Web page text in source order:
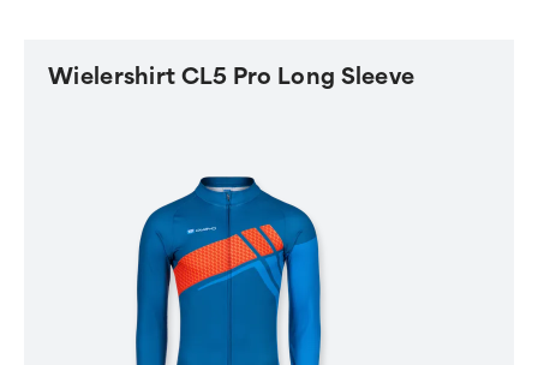
Wielershirt CL5 Pro Long Sleeve